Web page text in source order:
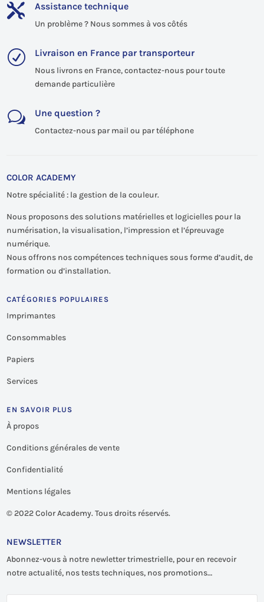
 Assistance technique
Un problème ? Nous sommes à vos côtés
R Livraison en France par transporteur
Nous livrons en France, contactez-nous pour toute
demande particulière
w Une question ?
Contactez-nous par mail ou par téléphone
COLOR ACADEMY
Notre spécialité : la gestion de la couleur.
Nous proposons des solutions matérielles et logicielles pour la
numérisation, la visualisation, l’impression et l’épreuvage
numérique.
Nous offrons nos compétences techniques sous forme d’audit, de
formation ou d’installation.
CATÉGORIES POPULAIRES
Imprimantes
Consommables
Papiers
Services
EN SAVOIR PLUS
À propos
Conditions générales de vente
Confidentialité
Mentions légales
© 2022 Color Academy. Tous droits réservés.
NEWSLETTER
Abonnez-vous à notre newletter trimestrielle, pour en recevoir
notre actualité, nos tests techniques, nos promotions…